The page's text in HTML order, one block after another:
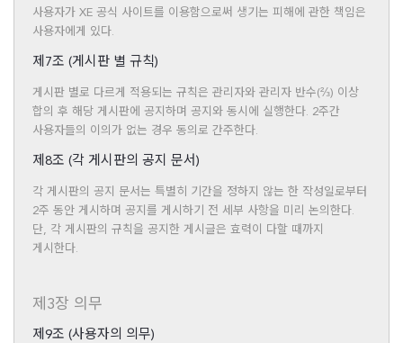
사용자가 XE 공식 사이트를 이용함으로써 생기는 피해에 관한 책임은
사용자에게 있다.
제7조 (게시판 별 규칙)
게시판 별로 다르게 적용되는 규칙은 관리자와 관리자 반수(⅔) 이상
합의 후 해당 게시판에 공지하며 공지와 동시에 실행한다. 2주간
사용자들의 이의가 없는 경우 동의로 간주한다.
제8조 (각 게시판의 공지 문서)
각 게시판의 공지 문서는 특별히 기간을 정하지 않는 한 작성일로부터
2주 동안 게시하며 공지를 게시하기 전 세부 사항을 미리 논의한다.
단, 각 게시판의 규칙을 공지한 게시글은 효력이 다할 때까지
게시한다.
제3장 의무
제9조 (사용자의 의무)